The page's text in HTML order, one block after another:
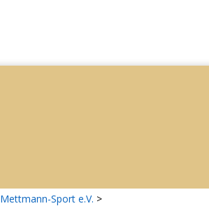
Mettmann-Sport e.V. >